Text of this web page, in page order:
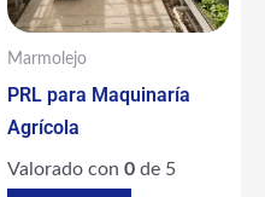
Marmolejo
PRL para Maquinaría
Agrícola
Valorado con 0 de 5